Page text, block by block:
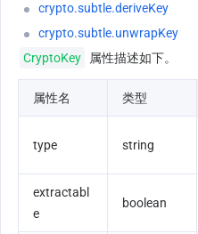
crypto.subtle.deriveKey
crypto.subtle.unwrapKey
CryptoKey
属性描述如下。
属性名 类型
type string
extractabl
e
boolean